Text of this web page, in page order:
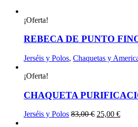
¡Oferta!
REBECA DE PUNTO
Jerséis y Polos, Chaquetas y
¡Oferta!
CHAQUETA
Jerséis y Polos 83,00€ El
25,00 €El